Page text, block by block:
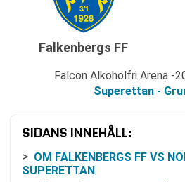
Falkenbergs FF
Falcon Alkoholfri Arena
Superettan -
SIDANS INNEHÅLL:
OM FALKENBERGS FF VS
SUPERETTAN